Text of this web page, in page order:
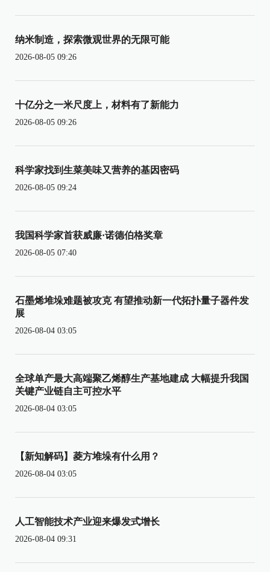
纳米制造，探索微观世界的无限可能
2026-08-05 09:26
十亿分之一米尺度上，材料有了新能力
2026-08-05 09:26
科学家找到生菜美味又营养的基因密码
2026-08-05 09:24
我国科学家首获威廉·诺德伯格奖章
2026-08-05 07:40
石墨烯堆垛难题被攻克 有望推动新一代拓扑量子器件发
展
2026-08-04 03:05
全球单产最大高端聚乙烯醇生产基地建成 大幅提升我国
关键产业链自主可控水平
2026-08-04 03:05
【新知解码】菱方堆垛有什么用？
2026-08-04 03:05
人工智能技术产业迎来爆发式增长
2026-08-04 09:31